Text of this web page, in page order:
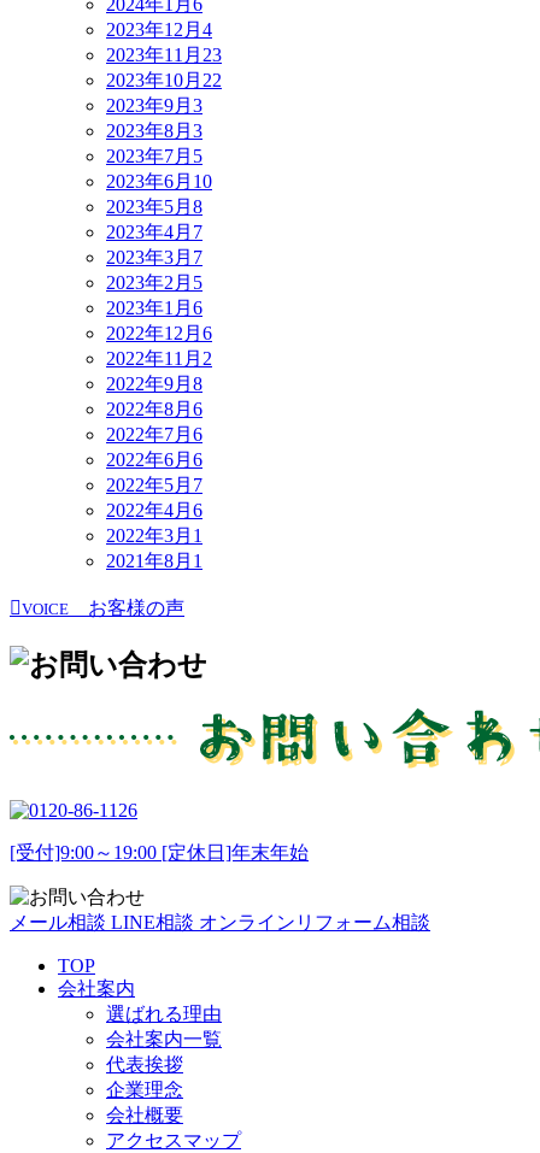
2024年1月 6
2023年12月 4
2023年11月 23
2023年10月 22
2023年9月 3
2023年8月 3
2023年7月 5
2023年6月 10
2023年5月 8
2023年4月 7
2023年3月 7
2023年2月 5
2023年1月 6
2022年12月 6
2022年11月 2
2022年9月 8
2022年8月 6
2022年7月 6
2022年6月 6
2022年5月 7
2022年4月 6
2022年3月 1
2021年8月 1
VOICE お客様の声
[受付]9:00～19:00 [定休日]年末年始
メール相談 LINE相談 オンラインリフォーム相談
TOP
会社案内
選ばれる理由
会社案内一覧
代表挨拶
企業理念
会社概要
アクセスマップ